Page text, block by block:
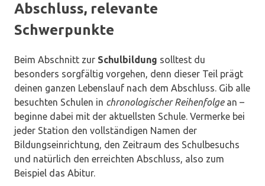
Abschluss, relevante
Schwerpunkte
Beim Abschnitt zur Schulbildung solltest du
besonders sorgfältig vorgehen, denn dieser Teil prägt
deinen ganzen Lebenslauf nach dem Abschluss. Gib alle
besuchten Schulen in chronologischer Reihenfolgean –
beginne dabei mit der aktuellsten Schule. Vermerke bei
jeder Station den vollständigen Namen der
Bildungseinrichtung, den Zeitraum des Schulbesuchs
und natürlich den erreichten Abschluss, also zum
Beispiel das Abitur.